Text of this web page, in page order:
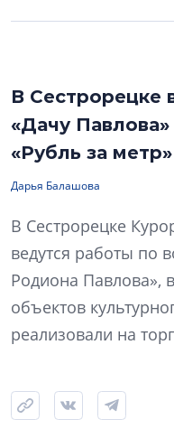
В Сестрорецке
«Дачу
«Рубль за метр»
Дарья Балашова
В Сестрорецке
ведутся работы по
Родиона Павлова»,
объектов
реализовали на